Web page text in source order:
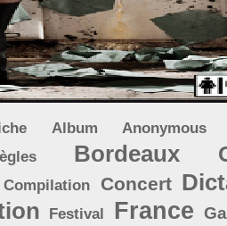
Album Anonymous
Bordeaux
Compilation Concert
Festival France